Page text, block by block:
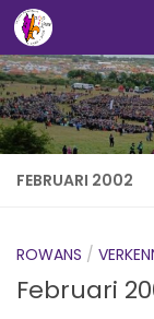
Doorgaan
FEBRUARI 2002
ROWANS /
Februari